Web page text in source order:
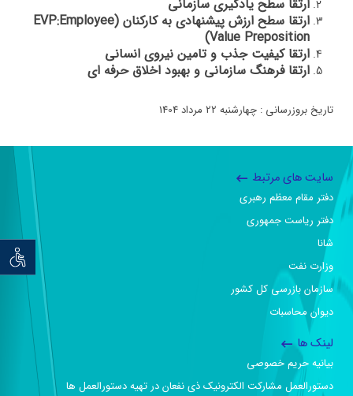
توان
ارتقا سطح یادگیری سازمانی
ارتقا سطح ارزش پیشنهادی به کارکنان (EVP:Employee
Value Preposition)
ارتقا کیفیت جذب و تامین نیروی انسانی
ارتقا فرهنگ سازمانی و بهبود اخلاق حرفه ای
تاریخ بروزرسانی : چهارشنبه 22 مرداد 1404
سایت های مرتبط
دفتر مقام معظم رهبری
دفتر ریاست جمهوری
شانا
وزارت نفت
سازمان بازرسی کل کشور
دیوان محاسبات
لینک ها
بیانیه حریم خصوصی
دستورالعمل مشارکت الکترونیک ذی نفعان در تهیه دستورالعمل ها